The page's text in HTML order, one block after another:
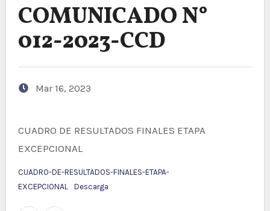
COMUNICADO N°
012-2023-CCD
Mar 16, 2023
CUADRO DE RESULTADOS FINALES ETAPA
EXCEPCIONAL
CUADRO-DE-RESULTADOS-FINALES-ETAPA-
EXCEPCIONAL
Descarga